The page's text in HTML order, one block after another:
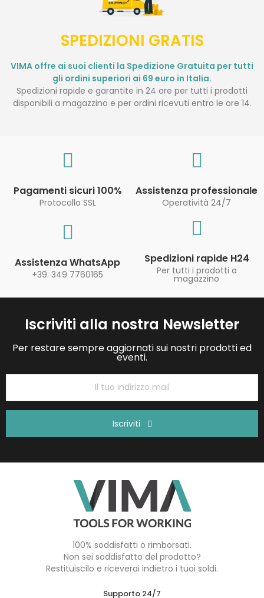
SPEDIZIONI GRATIS
VIMA offre ai suoi clienti la Spedizione Gratuita per tutti
gli ordini superiori ai 69 euro in Italia.
Spedizioni rapide e garantite in 24 ore per tutti i prodotti
disponibili a magazzino e per ordini ricevuti entro le ore 14.
Pagamenti sicuri 100%
Protocollo SSL
Assistenza professionale
Operatività 24/7
Assistenza WhatsApp
+39. 349 7760165
Spedizioni rapide H24
Per tutti i prodotti a
magazzino
Iscriviti alla nostra Newsletter
Per restare sempre aggiornati sui nostri prodotti ed
eventi.
Iscriviti
100% soddisfatti o rimborsati.
Non sei soddisfatto del prodotto?
Restituiscilo e riceverai indietro i tuoi soldi.
Supporto 24/7